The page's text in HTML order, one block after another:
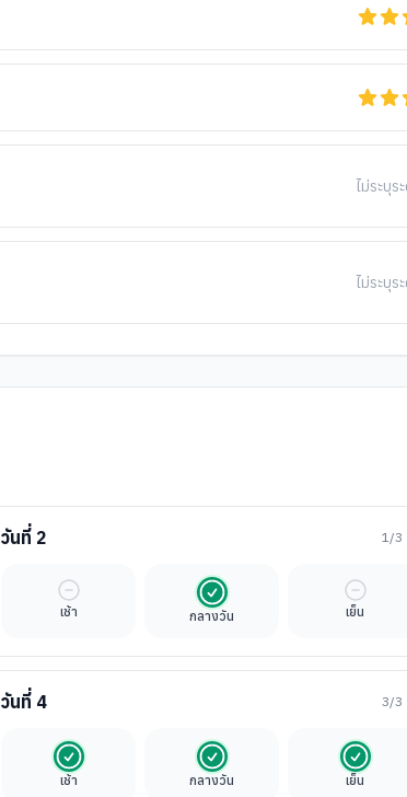
ไม่ระบุร
ไม่ระบุร
วันที่ 2 1/3
เช้า
มื้ออิสระ
กลางวัน
รวมในค่าทัวร์
เย็น
มื้ออิสร
วันที่ 4 3/3
เช้า
รวมในค่าทัวร์
กลางวัน
รวมในค่าทัวร์
เย็น
รวมใน